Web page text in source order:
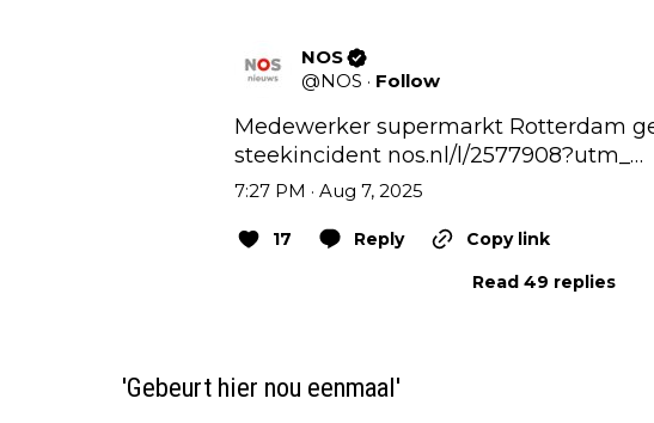
NOS
@NOS · Follow
Medewerker supermarkt Rotterdam
steekincident nos.nl/l/2577908?utm_…
7:27 PM · Aug 7, 2025
17 Reply
Copy link
Read 49 replies
'Gebeurt hier nou eenmaal'